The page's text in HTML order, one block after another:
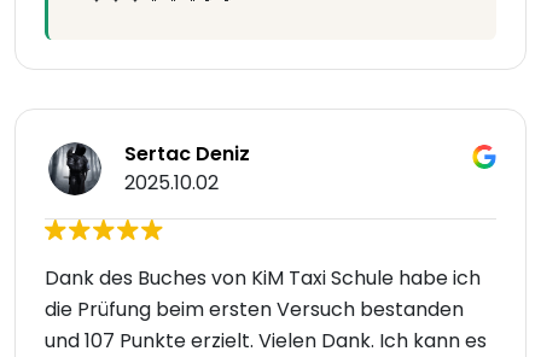
Sertac Deniz
2025.10.02
Dank des Buches von KiM Taxi Schule habe ich
die Prüfung beim ersten Versuch bestanden
und 107 Punkte erzielt. Vielen Dank. Ich kann es